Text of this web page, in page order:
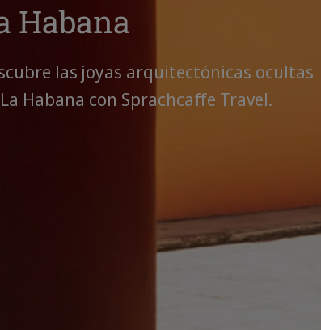
Habana
las joyas arquitectónicas ocultas
Habana con Sprachcaffe Travel.